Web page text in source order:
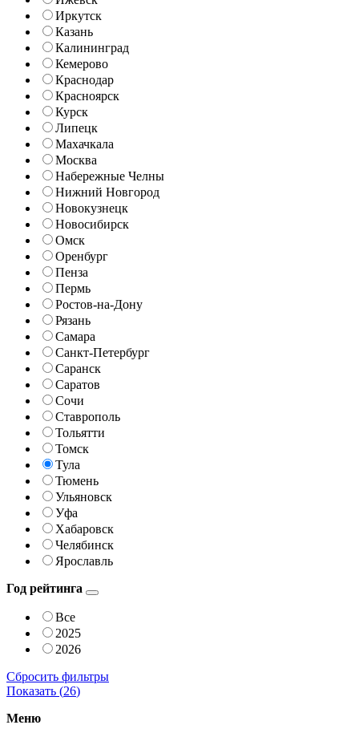
Иркутск
Казань
Калининград
Кемерово
Краснодар
Красноярск
Курск
Липецк
Махачкала
Москва
Набережные Челны
Нижний Новгород
Новокузнецк
Новосибирск
Омск
Оренбург
Пенза
Пермь
Ростов-на-Дону
Рязань
Самара
Санкт-Петербург
Саранск
Саратов
Сочи
Ставрополь
Тольятти
Томск
Тула
Тюмень
Ульяновск
Уфа
Хабаровск
Челябинск
Ярославль
Год рейтинга
Все
2025
2026
Сбросить фильтры
Показать (26)
Меню